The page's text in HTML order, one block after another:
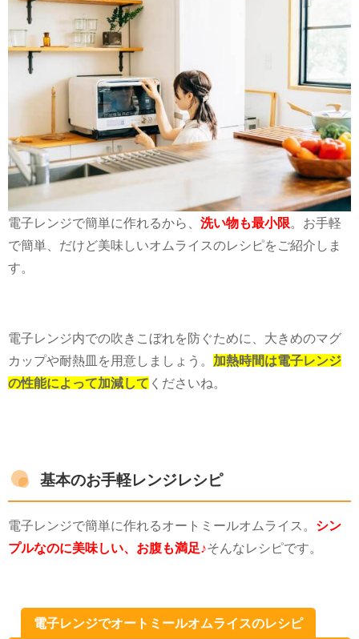
電子レンジで簡単に作れるから、 洗い物も最小限 。お手軽
で簡単、だけど美味しいオムライスのレシピをご紹介しま
す。
電子レンジ内での吹きこぼれを防ぐために、大きめのマグ
カップや耐熱皿を用意しましょう。 加熱時間は電子レンジ
の性能によって加減して くださいね。
基本のお手軽レンジレシピ
電子レンジで簡単に作れるオートミールオムライス。 シン
プルなのに美味しい、お腹も満足♪そんなレシピです。
電子レンジでオートミールオムライスのレシピ